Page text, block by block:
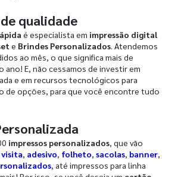
qualidade
é especialista em impressão digital
e Brindes Personalizados. Atendemos
ao mês, o que significa mais de
ano! E, não cessamos de investir em
e em recursos tecnológicos para
de opções, para que você encontre tudo
impressos personalizados, que vão
, adesivo, folheto, sacolas, banner,
, até impressos para linha